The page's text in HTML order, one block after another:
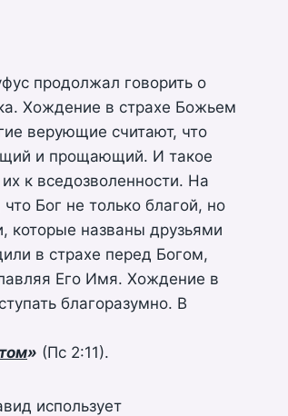
продолжал говорить о
Хождение в страхе Божьем
верующие считают, что
и прощающий. И такое
к вседозволенности. На
Бог не только благой, но
которые названы друзьями
в страхе перед Богом,
Его Имя. Хождение в
благоразумно. В
» (Пс 2:11).
использует